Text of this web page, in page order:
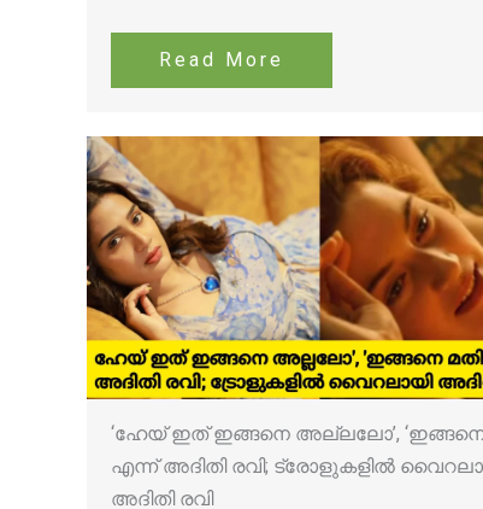
Read More
‘ഹേയ് ഇത് ഇങ്ങനെ അല്ലലോ’, ‘ഇങ്ങനെ
എന്ന് അദിതി രവി; ട്രോളുകളിൽ
അദിതി രവി